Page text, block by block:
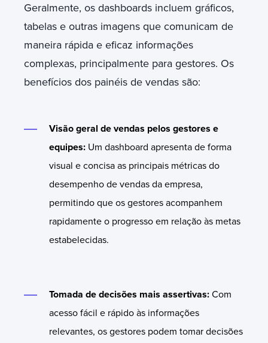
Geralmente, os dashboards incluem gráficos,
tabelas e outras imagens que comunicam de
maneira rápida e eficaz informações
complexas, principalmente para gestores. Os
benefícios dos painéis de vendas são:
Visão geral de vendas pelos gestores e
equipes: Um dashboard apresenta de forma
visual e concisa as principais métricas do
desempenho de vendas da empresa,
permitindo que os gestores acompanhem
rapidamente o progresso em relação às metas
estabelecidas.
Tomada de decisões mais assertivas: Com
acesso fácil e rápido às informações
relevantes, os gestores podem tomar decisões